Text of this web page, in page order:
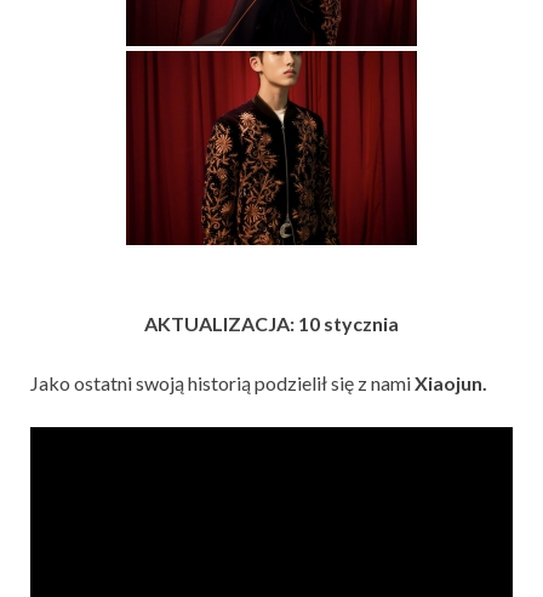
AKTUALIZACJA: 10 stycznia
Jako ostatni swoją historią podzielił się z namiXiaojun.